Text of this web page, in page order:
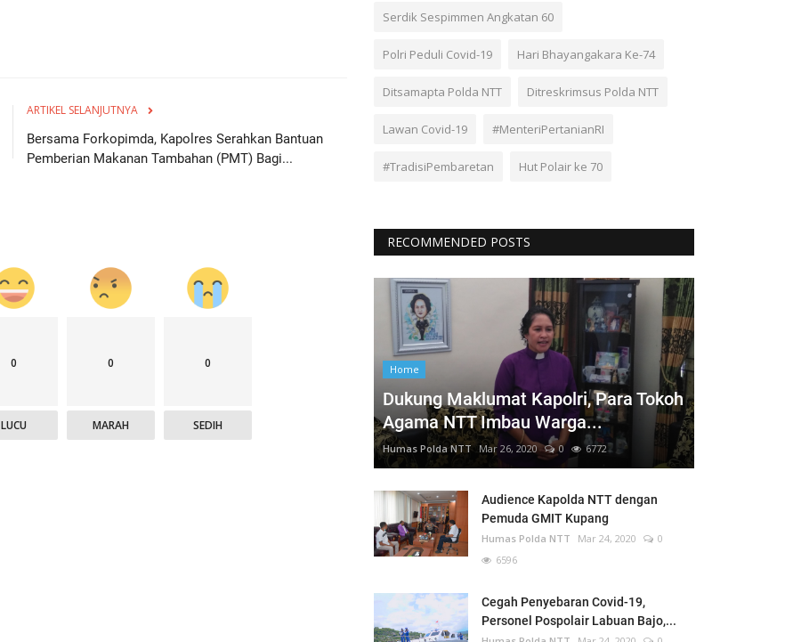
ARTIKEL SELANJUTNYA
Bersama Forkopimda, Kapolres Serahkan Bantuan
Pemberian Makanan Tambahan (PMT) Bagi...
0
LUCU
0
MARAH
0
SEDIH
Serdik Sespimmen Angkatan 60
Polri Peduli Covid-19 Hari Bhayangakara Ke-74
Ditsamapta Polda NTT Ditreskrimsus Polda NTT
Lawan Covid-19 #MenteriPertanianRI
#TradisiPembaretan Hut Polair ke 70
RECOMMENDED POSTS
Home
Dukung Maklumat Kapolri, Para Tokoh
Agama NTT Imbau Warga...
Humas Polda NTT Mar 26, 2020 0 6772
Audience Kapolda NTT dengan
Pemuda GMIT Kupang
Humas Polda NTT Mar 24, 2020
0
6596
Cegah Penyebaran Covid-19,
Personel Pospolair Labuan Bajo,...